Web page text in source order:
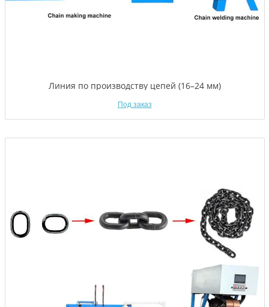
Линия по производству цепей (16–24 мм)
Под заказ